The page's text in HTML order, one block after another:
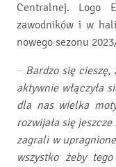
Centralnej. Logo
zawodników i w
nowego sezonu
– Bardzo się
aktywnie włączyła
dla nas wielka
rozwijała się
zagrali w
wszystko żeby